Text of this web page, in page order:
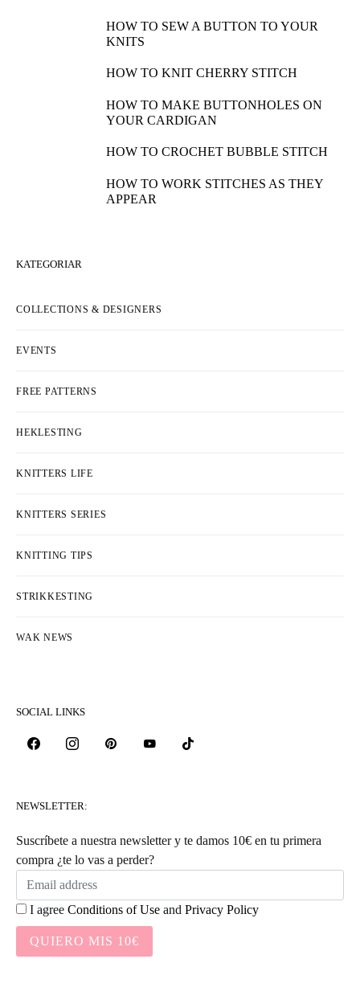
HOW TO SEW A BUTTON TO YOUR
KNITS
HOW TO KNIT CHERRY STITCH
HOW TO MAKE BUTTONHOLES ON
YOUR CARDIGAN
HOW TO CROCHET BUBBLE STITCH
HOW TO WORK STITCHES AS THEY
APPEAR
KATEGORIAR
COLLECTIONS & DESIGNERS
EVENTS
FREE PATTERNS
HEKLESTING
KNITTERS LIFE
KNITTERS SERIES
KNITTING TIPS
STRIKKESTING
WAK NEWS
SOCIAL LINKS
NEWSLETTER:
Suscríbete a nuestra newsletter y te damos 10€ en tu primera
compra ¿te lo vas a perder?
I agree Conditions of Use and Privacy Policy
QUIERO MIS 10€